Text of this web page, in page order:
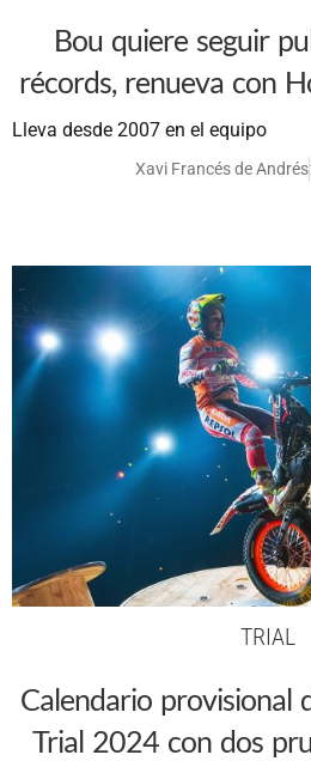
Bou quiere seguir
récords, renueva con
Lleva desde 2007 en el equipo
Xavi Francés de Andrés
TRIAL
Calendario provisional
Trial 2024 con dos